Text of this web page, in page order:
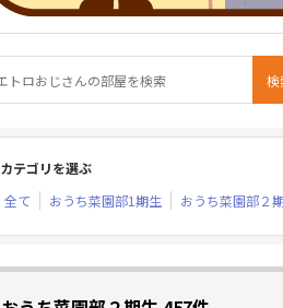
カテゴリを選ぶ
全て
おうち菜園部1期生 おうち菜園部２